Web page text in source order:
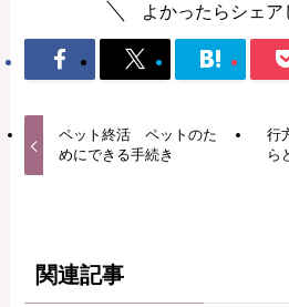
よかったらシェア
ペット終活 ペットのた
めにできる手続き
行
ら
関連記事